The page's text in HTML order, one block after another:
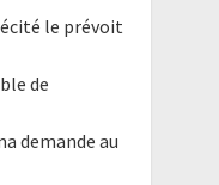
le prévoit
de
demande au